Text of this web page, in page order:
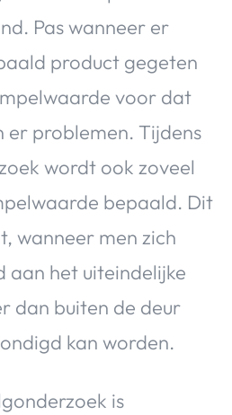
Pas wanneer er
product gegeten
voor dat
problemen. Tijdens
wordt ook zoveel
bepaald. Dit
wanneer men zich
aan het uiteindelijke
dan buiten de deur
kan worden.
is